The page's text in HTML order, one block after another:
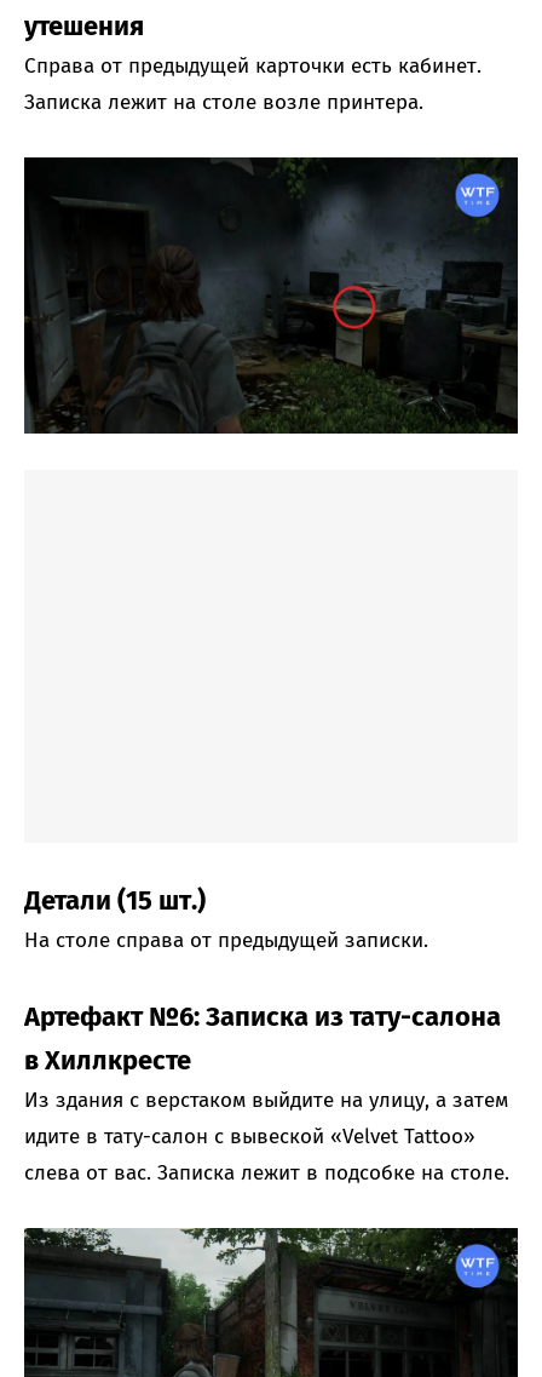
утешения
Справа от предыдущей карточки есть кабинет.
Записка лежит на столе возле принтера.
Детали (15 шт.)
На столе справа от предыдущей записки.
Артефакт №6: Записка из тату-салона
в Хиллкресте
Из здания с верстаком выйдите на улицу, а затем
идите в тату-салон с вывеской «Velvet Tattoo»
слева от вас. Записка лежит в подсобке на столе.